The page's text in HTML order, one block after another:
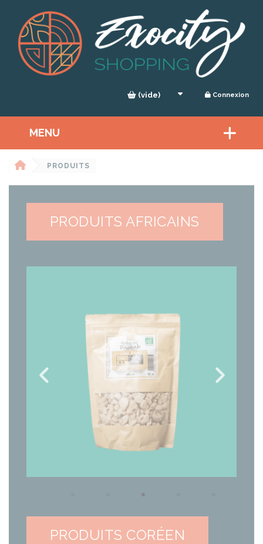
Connexion
(vide)
MENU
PRODUITS
PRODUITS AFRICAINS
PRODUITS CORÉEN